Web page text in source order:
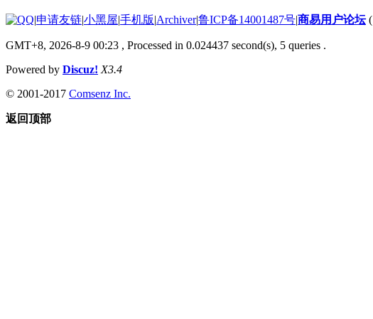
|申请友链|小黑屋|手机版|Archiver|鲁ICP备14001487号|商易用户论坛(
GMT+8, 2026-8-9 00:23 , Processed in 0.024437 second(s), 5 queries .
Powered by Discuz! X3.4
© 2001-2017 Comsenz Inc.
返回顶部